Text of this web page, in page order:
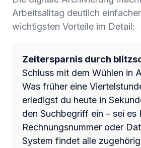
Arbeitsalltag deutlich
wichtigsten Vorteile im Detail:
Zeitersparnis durch
Schluss mit dem Wühlen in
Was früher eine
erledigst du heute in
den Suchbegriff ein – sei es
Rechnungsnummer oder
System findet alle